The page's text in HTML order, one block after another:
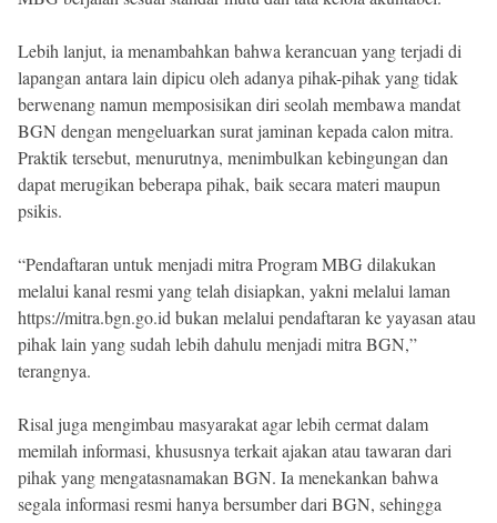
Lebih lanjut, ia menambahkan bahwa kerancuan yang terjadi di
lapangan antara lain dipicu oleh adanya pihak-pihak yang tidak
berwenang namun memposisikan diri seolah membawa mandat
BGN dengan mengeluarkan surat jaminan kepada calon mitra.
Praktik tersebut, menurutnya, menimbulkan kebingungan dan
dapat merugikan beberapa pihak, baik secara materi maupun
psikis.
“Pendaftaran untuk menjadi mitra Program MBG dilakukan
melalui kanal resmi yang telah disiapkan, yakni melalui laman
https://mitra.bgn.go.id bukan melalui pendaftaran ke yayasan atau
pihak lain yang sudah lebih dahulu menjadi mitra BGN,”
terangnya.
Risal juga mengimbau masyarakat agar lebih cermat dalam
memilah informasi, khususnya terkait ajakan atau tawaran dari
pihak yang mengatasnamakan BGN. Ia menekankan bahwa
segala informasi resmi hanya bersumber dari BGN, sehingga